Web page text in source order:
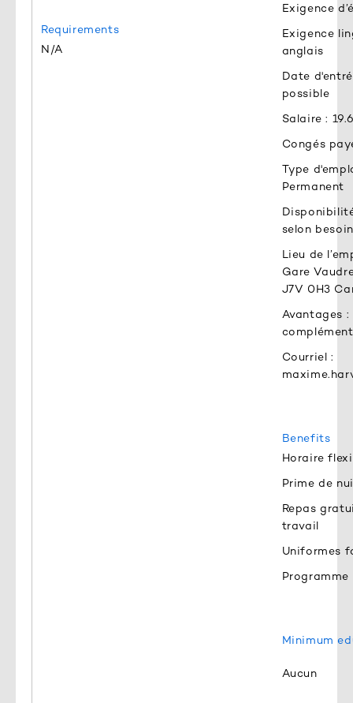
Requirements
N/A
Exigence
Exigence
anglais
Date
possible
Salaire :
Congés
Type
Permanent
selon
Lieu de
Gare
J7V 0H3
Avantages
Courriel :
Benefits
Horaire
Prime de
Repas
travail
Uniformes
Programme
Minimum
Aucun